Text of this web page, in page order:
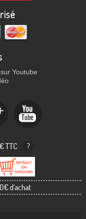
Youtube
TTC ?
d'achat